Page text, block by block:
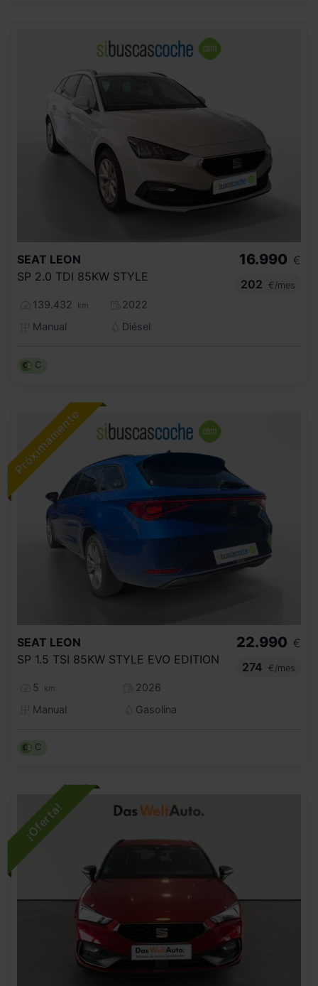
SEAT LEON
SP 2.0 TDI 85KW STYLE
139.432 km
2022
Manual
Diésel
16.990 €
202
€/mes
C
SEAT LEON
SP 1.5 TSI 85KW STYLE EVO EDITION
5 km
2026
Manual
Gasolina
22.990 €
274
€/mes
C